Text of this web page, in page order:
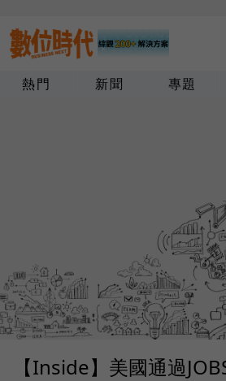
熱門 新聞 專題
【Inside】美國通過